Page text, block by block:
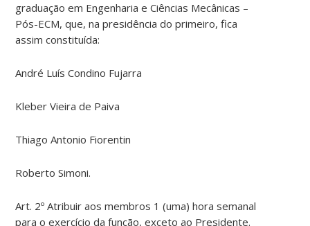
graduação em Engenharia e Ciências Mecânicas –
Pós-ECM, que, na presidência do primeiro, fica
assim constituída:
André Luís Condino Fujarra
Kleber Vieira de Paiva
Thiago Antonio Fiorentin
Roberto Simoni.
Art. 2º Atribuir aos membros 1 (uma) hora semanal
para o exercício da função, exceto ao Presidente.